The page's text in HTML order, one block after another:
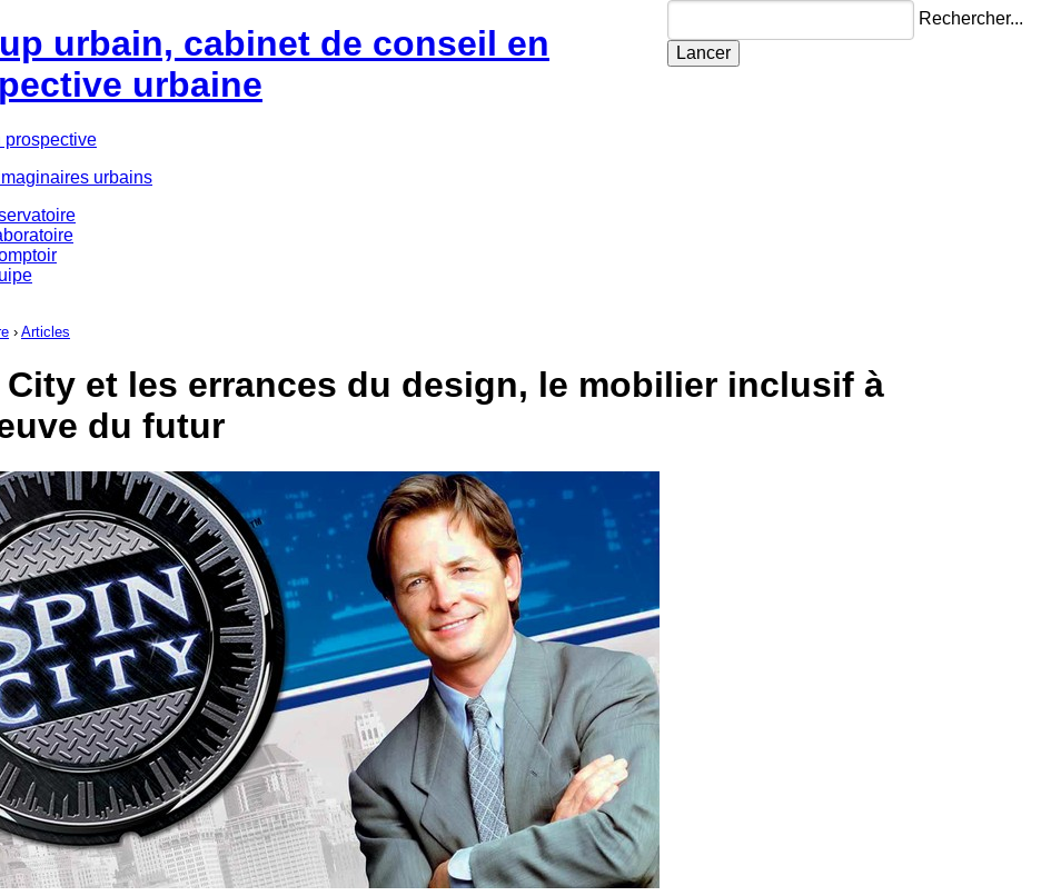
urbain, cabinet de conseil en
urbaine
prospective
urbains
Rechercher...
› Articles
City et les errances du design, le mobilier inclusif à
du futur